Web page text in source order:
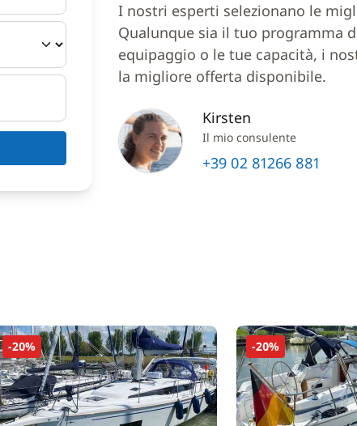
I nostri esperti selezionano le
Qualunque sia il tuo programma
equipaggio o le tue capacità, i
la migliore offerta disponibile.
Kirsten
Il mio consulente
+39 02 81266 881
-20% -20%